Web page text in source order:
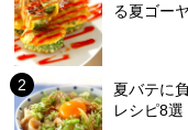
る夏ゴー
夏バテに
レシピ8選